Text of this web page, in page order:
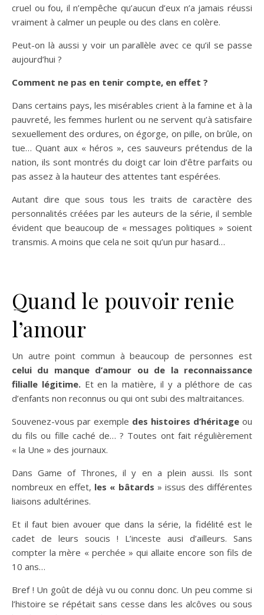
cruel ou fou, il n’empêche qu’aucun d’eux n’a jamais réussi
vraiment à calmer un peuple ou des clans en colère.
Peut-on là aussi y voir un parallèle avec ce qu’il se passe
aujourd’hui ?
Comment ne pas en tenir compte, en effet ?
Dans certains pays, les misérables crient à la famine et à la
pauvreté, les femmes hurlent ou ne servent qu’à satisfaire
sexuellement des ordures, on égorge, on pille, on brûle, on
tue… Quant aux « héros », ces sauveurs prétendus de la
nation, ils sont montrés du doigt car loin d’être parfaits ou
pas assez à la hauteur des attentes tant espérées.
Autant dire que sous tous les traits de caractère des
personnalités créées par les auteurs de la série, il semble
évident que beaucoup de « messages politiques » soient
transmis. A moins que cela ne soit qu’un pur hasard…
Quand le pouvoir renie
l’amour
Un autre point commun à beaucoup de personnes est
celui du manque d’amour ou de la reconnaissance
filialle légitime.Et en la matière, il y a pléthore de cas
d’enfants non reconnus ou qui ont subi des maltraitances.
Souvenez-vous par exemple des histoires d’héritage ou
du fils ou fille caché de… ? Toutes ont fait régulièrement
« la Une » des journaux.
Dans Game of Thrones, il y en a plein aussi. Ils sont
nombreux en effet, les « bâtards » issus des différentes
liaisons adultérines.
Et il faut bien avouer que dans la série, la fidélité est le
cadet de leurs soucis ! L’inceste ausi d’ailleurs. Sans
compter la mère « perchée » qui allaite encore son fils de
10 ans…
Bref ! Un goût de déjà vu ou connu donc. Un peu comme si
l’histoire se répétait sans cesse dans les alcôves ou sous